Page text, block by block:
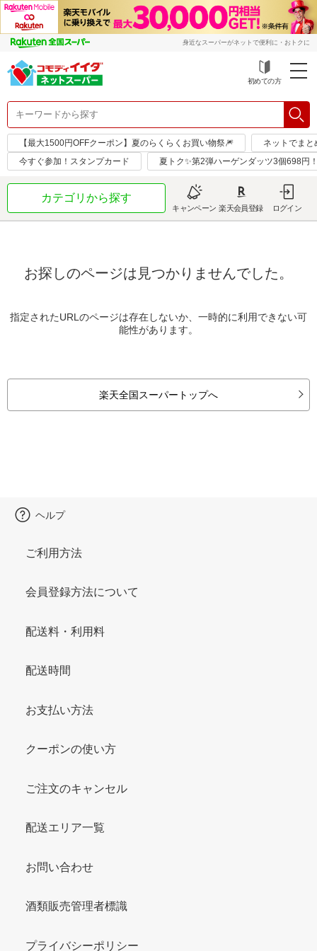
身近なスーパーがネットで便利に・おトクに
初めての方
【最大1500円OFFクーポン】夏のらくらくお買い物祭🎆
ネットでまと
今すぐ参加！スタンプカード
夏トク✨第2弾ハーゲンダッツ3個698円
カテゴリから探す
キャンペーン 楽天会員登録 ログイン
お探しのページは見つかりませんでした。
指定されたURLのページは存在しないか、一時的に利用できない可
能性があります。
楽天全国スーパートップへ
ヘルプ
ご利用方法
会員登録方法について
配送料・利用料
配送時間
お支払い方法
クーポンの使い方
ご注文のキャンセル
配送エリア一覧
お問い合わせ
酒類販売管理者標識
プライバシーポリシー